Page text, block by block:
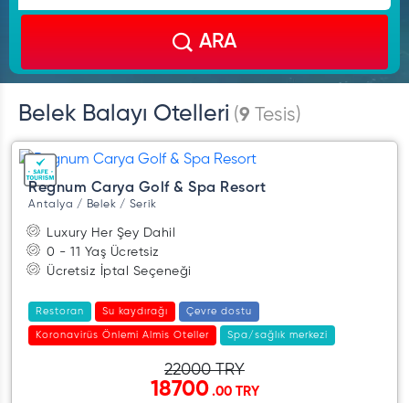
ARA
Belek Balayı Otelleri (9 Tesis)
Regnum Carya Golf & Spa Resort
Antalya / Belek / Serik
Luxury Her Şey Dahil
0 - 11 Yaş Ücretsiz
Ücretsiz İptal Seçeneği
Restoran Su kaydırağı Çevre dostu
Koronavirüs Önlemi Almis Oteller Spa/sağlık merkezi
22000 TRY
18700.00 TRY